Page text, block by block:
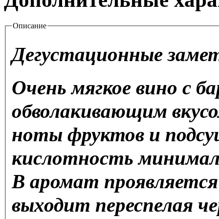
Описание
Дегустационные
Очень мягкое вино с
обволакивающим
ноты фруктов и
кислотность
В аромат
выходит переспелая